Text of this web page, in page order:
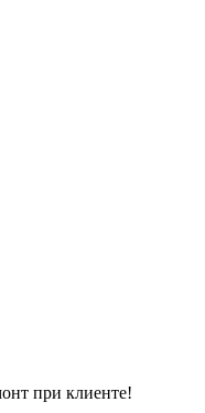
при клиенте!